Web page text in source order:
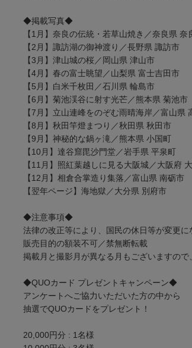
◆掲載写真◆
【1月】奈良の伝統・若草山焼き／奈良県 奈
【2月】諏訪湖の御神渡り／長野県 諏訪市
【3月】津山城の桜／岡山県 津山市
【4月】春の富士眺望／山梨県 富士吉田市
【5月】白米千枚田／石川県 輪島市
【6月】菊池渓谷に射す光芒／熊本県 菊池市
【7月】立山連峰をのぞむ雨晴海岸／富山県
【8月】秋田竿燈まつり／秋田県 秋田市
【9月】神秘的な鍋ヶ滝／熊本県 小国町
【10月】達谷窟毘沙門堂／岩手県 平泉町
【11月】照紅葉越しに見る大阪城／大阪府
【12月】相倉合掌造り集落／富山県 南砺市
【翌年ページ】海地獄／大分県 別府市
◆注意事項◆
法律の改正等により、国民の休日等が変更に
販売目的の額装不可／禁無断転載
掲載月と撮影月が異なる月もございますので
◆QUOカード プレゼントキャンペーン◆
アンケートへご協力いただいた方の中から
抽選でQUOカードをプレゼント！
20,000円分 : 1名様